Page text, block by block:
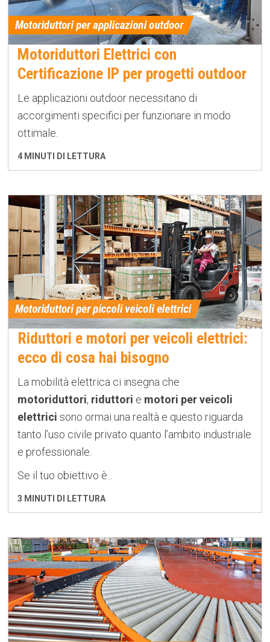
Motoriduttori Elettrici con
Certificazione IP per progetti outdoor
Le applicazioni outdoor necessitano di
accorgimenti specifici per funzionare in modo
ottimale.
4 MINUTI DI LETTURA
Riduttori e motori per veicoli elettrici:
ecco di cosa hai bisogno
La mobilità elettrica ci insegna che
motoriduttori, riduttori e motori per veicoli
elettrici sono ormai una realtà e questo riguarda
tanto l’uso civile privato quanto l’ambito industriale
e professionale.
Se il tuo obiettivo è...
3 MINUTI DI LETTURA